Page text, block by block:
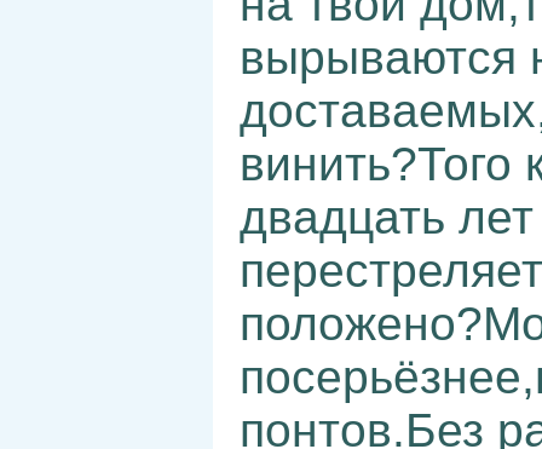
вырываются
винить?Того
двадцать
понтов.Без